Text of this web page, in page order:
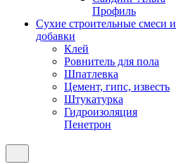
Профиль
Сухие строительные смеси и
добавки
Клей
Ровнитель для пола
Шпатлевка
Цемент, гипс, известь
Штукатурка
Гидроизоляция
Пенетрон